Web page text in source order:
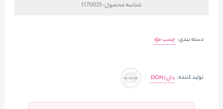
شناسه محصول:1170025
دسته بندی: چسب مژه
تولید کننده: دان | DON